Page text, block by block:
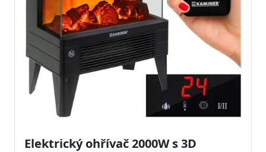
Elektrický ohřívač 2000W s 3D